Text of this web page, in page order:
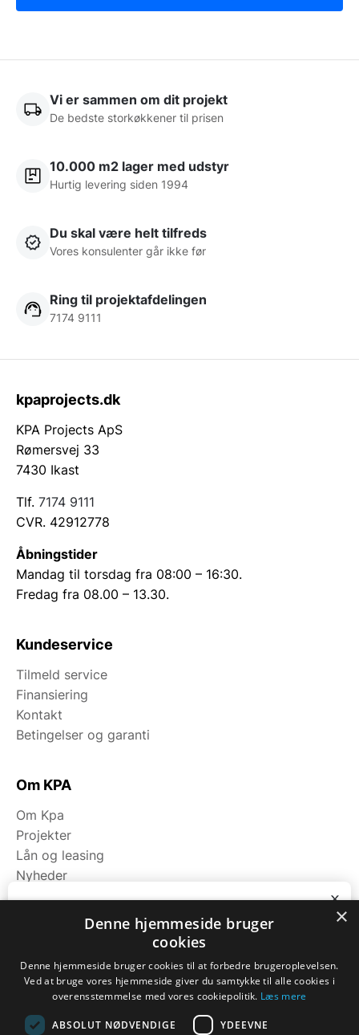
Vi er sammen om dit projekt
De bedste storkøkkener til prisen
10.000 m2 lager med udstyr
Hurtig levering siden 1994
Du skal være helt tilfreds
Vores konsulenter går ikke før
Ring til projektafdelingen
7174 9111
kpaprojects.dk
KPA Projects ApS
Rømersvej 33
7430 Ikast
Tlf. 7174 9111
CVR. 42912778
Åbningstider
Mandag til torsdag fra 08:00 – 16:30.
Fredag fra 08.00 – 13.30.
Kundeservice
Tilmeld service
Finansiering
Kontakt
Betingelser og garanti
Om KPA
Om Kpa
Projekter
Lån og leasing
Nyheder
Maskiner
Koge/varme/stege
Bageri
x
Bliv ringet op
Ring til os på tlf. 7174 9111 eller notér dit
nummer nedenfor, så kontakter vi dig.
*
×
Denne hjemmeside bruger
cookies
Denne hjemmeside bruger cookies til at forbedre brugeroplevelsen.
Ved at bruge vores hjemmeside giver du samtykke til alle cookies i
overensstemmelse med vores cookiepolitik. Læs mere
ABSOLUT NØDVENDIGE YDEEVNE